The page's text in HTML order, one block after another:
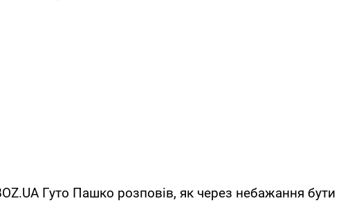
Гуто Пашко розповів, як через небажання бути